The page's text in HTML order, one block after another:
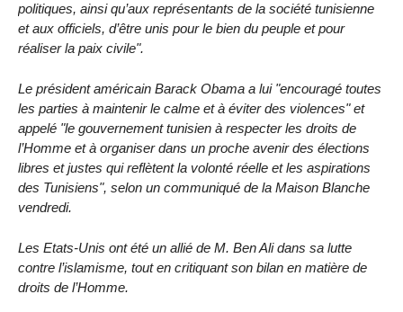
politiques, ainsi qu’aux représentants de la société tunisienne
et aux officiels, d’être unis pour le bien du peuple et pour
réaliser la paix civile".
Le président américain Barack Obama a lui "encouragé toutes
les parties à maintenir le calme et à éviter des violences" et
appelé "le gouvernement tunisien à respecter les droits de
l’Homme et à organiser dans un proche avenir des élections
libres et justes qui reflètent la volonté réelle et les aspirations
des Tunisiens", selon un communiqué de la Maison Blanche
vendredi.
Les Etats-Unis ont été un allié de M. Ben Ali dans sa lutte
contre l’islamisme, tout en critiquant son bilan en matière de
droits de l’Homme.